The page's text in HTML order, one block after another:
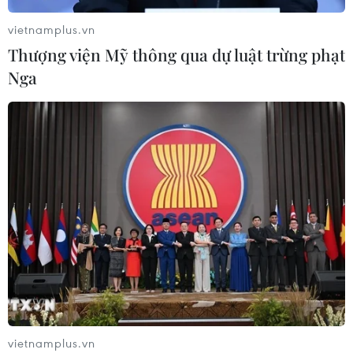
CƠ QUAN CHỦ QUẢN: THÔNG TẤN XÃ VIỆT NAM
Tổng Biên tập: TRẦN TIẾN DUẨN
Phó Tổng Biên tập: NGUYỄN THỊ TÁM, KHÚC THANH
Sở hữu trí tuệ
Quy định sử dụng
RSS
Hỗ trợ
Ngôn ngữ
TTXVN
Dịch vụ tin
Quảng cáo
Liên hệ
vietnamplus.vn
Thượng viện Mỹ thông qua dự luật trừng phạt
Nga
vietnamplus.vn